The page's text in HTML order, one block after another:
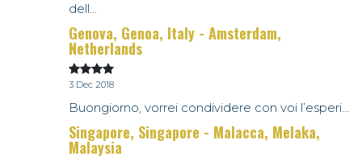
dell...
Genova, Genoa, Italy - Amsterdam,
Netherlands
3 Dec 2018
Buongiorno, vorrei condividere con voi l’esperi...
Singapore, Singapore - Malacca, Melaka,
Malaysia